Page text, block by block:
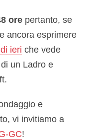
ore pertanto, se
ancora esprimere
ieri che vede
un Ladro e
e
vi invitiamo a
GC!